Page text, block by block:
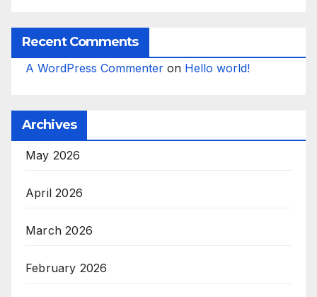
Recent Comments
A WordPress Commenter on Hello world!
Archives
May 2026
April 2026
March 2026
February 2026